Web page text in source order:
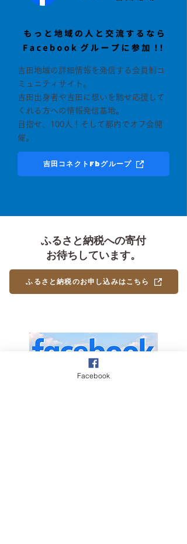
吉田地域の詳細情報を発信する会員制コ
ミュニティサイト。
吉田出身者や吉田に想いを馳せ応援して
くれる方への情報発信基地。
目指せ、100人！そして都内でオフ会開
催。
吉田コネクトFbグループ
ふるさと納税への寄付
お待ちしています。
ふるさと納税のお申し込みはこちら
Facebook